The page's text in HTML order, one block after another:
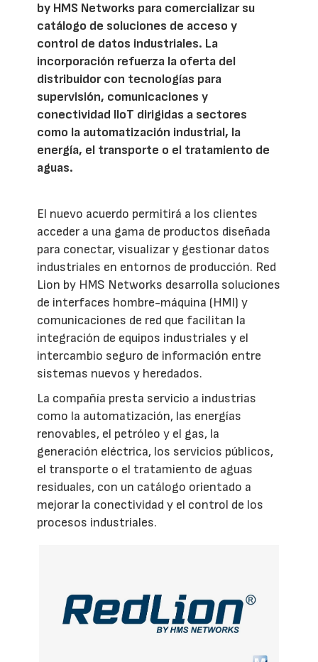
by HMS Networks para comercializar su
catálogo de soluciones de acceso y
control de datos industriales. La
incorporación refuerza la oferta del
distribuidor con tecnologías para
supervisión, comunicaciones y
conectividad IIoT dirigidas a sectores
como la automatización industrial, la
energía, el transporte o el tratamiento de
aguas.
El nuevo acuerdo permitirá a los clientes
acceder a una gama de productos diseñada
para conectar, visualizar y gestionar datos
industriales en entornos de producción. Red
Lion by HMS Networks desarrolla soluciones
de interfaces hombre-máquina (HMI) y
comunicaciones de red que facilitan la
integración de equipos industriales y el
intercambio seguro de información entre
sistemas nuevos y heredados.
La compañía presta servicio a industrias
como la automatización, las energías
renovables, el petróleo y el gas, la
generación eléctrica, los servicios públicos,
el transporte o el tratamiento de aguas
residuales, con un catálogo orientado a
mejorar la conectividad y el control de los
procesos industriales.